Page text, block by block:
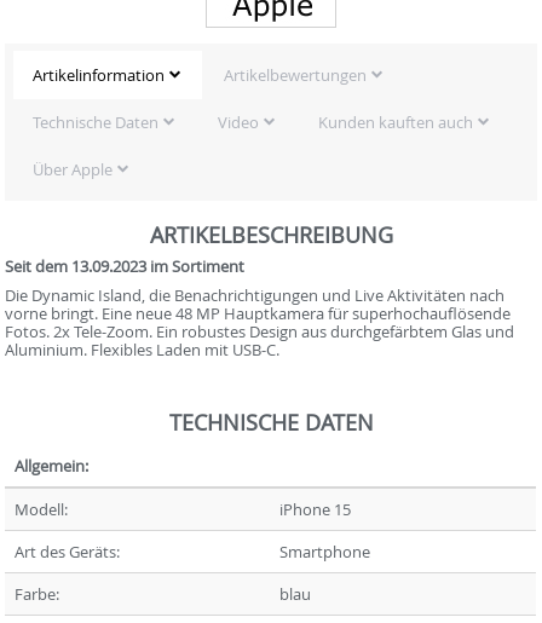
Artikelinformation Artikelbewertungen
Technische Daten Video Kunden kauften auch
Über Apple
ARTIKELBESCHREIBUNG
Seit dem 13.09.2023 im Sortiment
Die Dynamic Island, die Benachrich­tigungen und Live Aktivitäten nach
vorne bringt. Eine neue 48 MP Hauptkamera für superhoch­auflösende
Fotos. 2x Tele-Zoom. Ein robustes Design aus durchgefärbtem Glas und
Aluminium. Flexibles Laden mit USB-C.
TECHNISCHE DATEN
Allgemein:
Modell:
iPhone 15
Art des Geräts:
Smartphone
Farbe:
blau